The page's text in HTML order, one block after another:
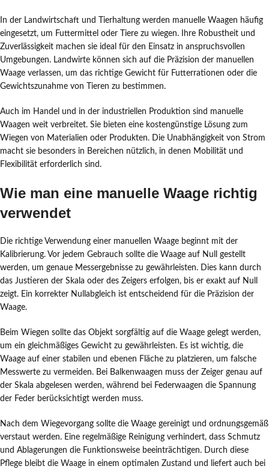
In der Landwirtschaft und Tierhaltung werden manuelle Waagen häufig
eingesetzt, um Futtermittel oder Tiere zu wiegen. Ihre Robustheit und
Zuverlässigkeit machen sie ideal für den Einsatz in anspruchsvollen
Umgebungen. Landwirte können sich auf die Präzision der manuellen
Waage verlassen, um das richtige Gewicht für Futterrationen oder die
Gewichtszunahme von Tieren zu bestimmen.
Auch im Handel und in der industriellen Produktion sind manuelle
Waagen weit verbreitet. Sie bieten eine kostengünstige Lösung zum
Wiegen von Materialien oder Produkten. Die Unabhängigkeit von Strom
macht sie besonders in Bereichen nützlich, in denen Mobilität und
Flexibilität erforderlich sind.
Wie man eine manuelle Waage richtig
verwendet
Die richtige Verwendung einer manuellen Waage beginnt mit der
Kalibrierung. Vor jedem Gebrauch sollte die Waage auf Null gestellt
werden, um genaue Messergebnisse zu gewährleisten. Dies kann durch
das Justieren der Skala oder des Zeigers erfolgen, bis er exakt auf Null
zeigt. Ein korrekter Nullabgleich ist entscheidend für die Präzision der
Waage.
Beim Wiegen sollte das Objekt sorgfältig auf die Waage gelegt werden,
um ein gleichmäßiges Gewicht zu gewährleisten. Es ist wichtig, die
Waage auf einer stabilen und ebenen Fläche zu platzieren, um falsche
Messwerte zu vermeiden. Bei Balkenwaagen muss der Zeiger genau auf
der Skala abgelesen werden, während bei Federwaagen die Spannung
der Feder berücksichtigt werden muss.
Nach dem Wiegevorgang sollte die Waage gereinigt und ordnungsgemäß
verstaut werden. Eine regelmäßige Reinigung verhindert, dass Schmutz
und Ablagerungen die Funktionsweise beeinträchtigen. Durch diese
Pflege bleibt die Waage in einem optimalen Zustand und liefert auch bei